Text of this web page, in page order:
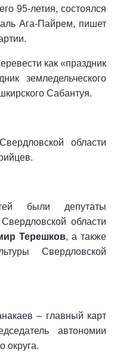
95-летия, состоялся
Ага-Пайрем, пишет
как «праздник
земледельческого
Сабантуя.
области
были депутаты
области
Терешков, а также
Свердловской
– главный карт
автономии
округа.